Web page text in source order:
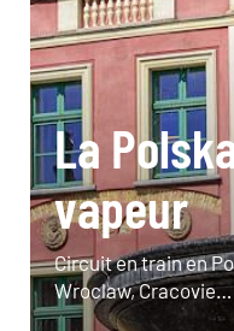
La
vapeur
Circuit en train en
Wroclaw, Cracovie…